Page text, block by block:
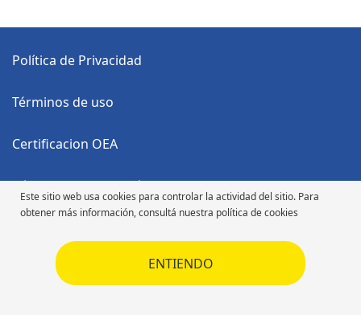
Este sitio web usa cookies para controlar la actividad del sitio. Para
obtener más información, consultá nuestra política de cookies
ENTIENDO
Política de Privacidad
Términos de uso
Certificacion OEA
Código Anticorrupción
Código de Ética